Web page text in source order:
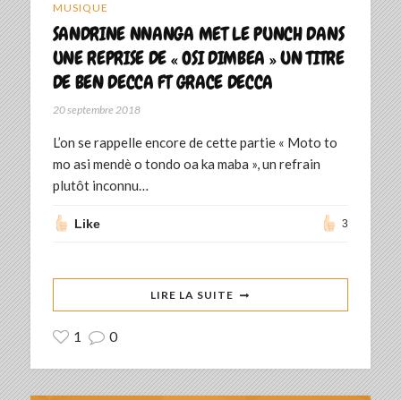
MUSIQUE
SANDRINE NNANGA MET LE PUNCH DANS
UNE REPRISE DE « OSI DIMBEA » UN TITRE
DE BEN DECCA FT GRACE DECCA
20 septembre 2018
L’on se rappelle encore de cette partie « Moto to
mo asi mendè o tondo oa ka maba », un refrain
plutôt inconnu…
Like 3
LIRE LA SUITE
1 0